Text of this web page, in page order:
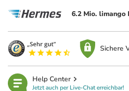
6.2 Mio. limango
Sichere
Help Center
Jetzt auch per Live-Chat erreichbar!